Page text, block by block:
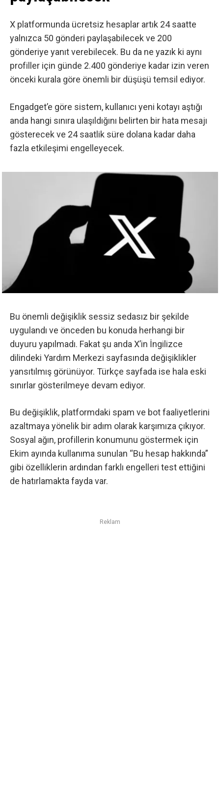
X platformunda ücretsiz hesaplar artık 24 saatte
yalnızca 50 gönderi paylaşabilecek ve 200
gönderiye yanıt verebilecek. Bu da ne yazık ki aynı
profiller için günde 2.400 gönderiye kadar izin veren
önceki kurala göre önemli bir düşüşü temsil ediyor.
Engadget’e göre sistem, kullanıcı yeni kotayı aştığı
anda hangi sınıra ulaşıldığını belirten bir hata mesajı
gösterecek ve 24 saatlik süre dolana kadar daha
fazla etkileşimi engelleyecek.
Bu önemli değişiklik sessiz sedasız bir şekilde
uygulandı ve önceden bu konuda herhangi bir
duyuru yapılmadı. Fakat şu anda X’in İngilizce
dilindeki Yardım Merkezi sayfasında değişiklikler
yansıtılmış görünüyor. Türkçe sayfada ise hala eski
sınırlar gösterilmeye devam ediyor.
Bu değişiklik, platformdaki spam ve bot faaliyetlerini
azaltmaya yönelik bir adım olarak karşımıza çıkıyor.
Sosyal ağın, profillerin konumunu göstermek için
Ekim ayında kullanıma sunulan “Bu hesap hakkında”
gibi özelliklerin ardından farklı engelleri test ettiğini
de hatırlamakta fayda var.
Reklam